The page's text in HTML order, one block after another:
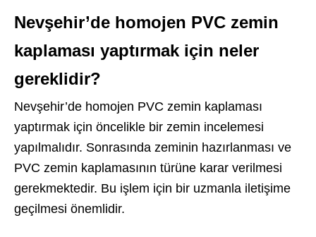
Nevşehir’de homojen PVC zemin
kaplaması yaptırmak için neler
gereklidir?
Nevşehir’de homojen PVC zemin kaplaması
yaptırmak için öncelikle bir zemin incelemesi
yapılmalıdır. Sonrasında zeminin hazırlanması ve
PVC zemin kaplamasının türüne karar verilmesi
gerekmektedir. Bu işlem için bir uzmanla iletişime
geçilmesi önemlidir.